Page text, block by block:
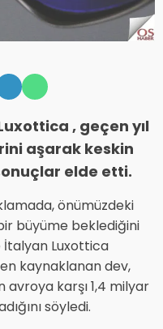
, geçen yıl
aşarak keskin
elde etti.
önümüzdeki
büyüme beklediğini
İtalyan Luxottica
kaynaklanan dev,
avroya karşı 1,4 milyar
söyledi.